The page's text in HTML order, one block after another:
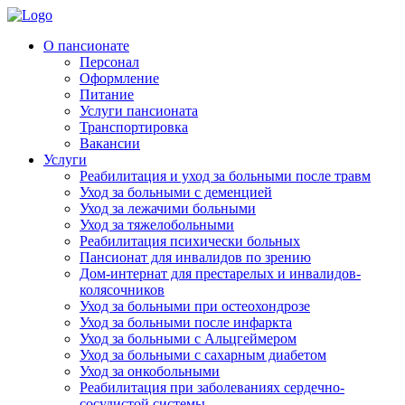
Skip
content
Родительская Усадьба
Пансионат для пожилых людей «Родительская усадьба»
О пансионате
Персонал
Оформление
Питание
Услуги пансионата
Транспортировка
Вакансии
Услуги
Реабилитация и уход за больными после травм
Уход за больными с деменцией
Уход за лежачими больными
Уход за тяжелобольными
Реабилитация психически больных
Пансионат для инвалидов по зрению
Дом-интернат для престарелых и инвалидов-
колясочников
Уход за больными при остеохондрозе
Уход за больными после инфаркта
Уход за больными с Альцгеймером
Уход за больными с сахарным диабетом
Уход за онкобольными
Реабилитация при заболеваниях сердечно-